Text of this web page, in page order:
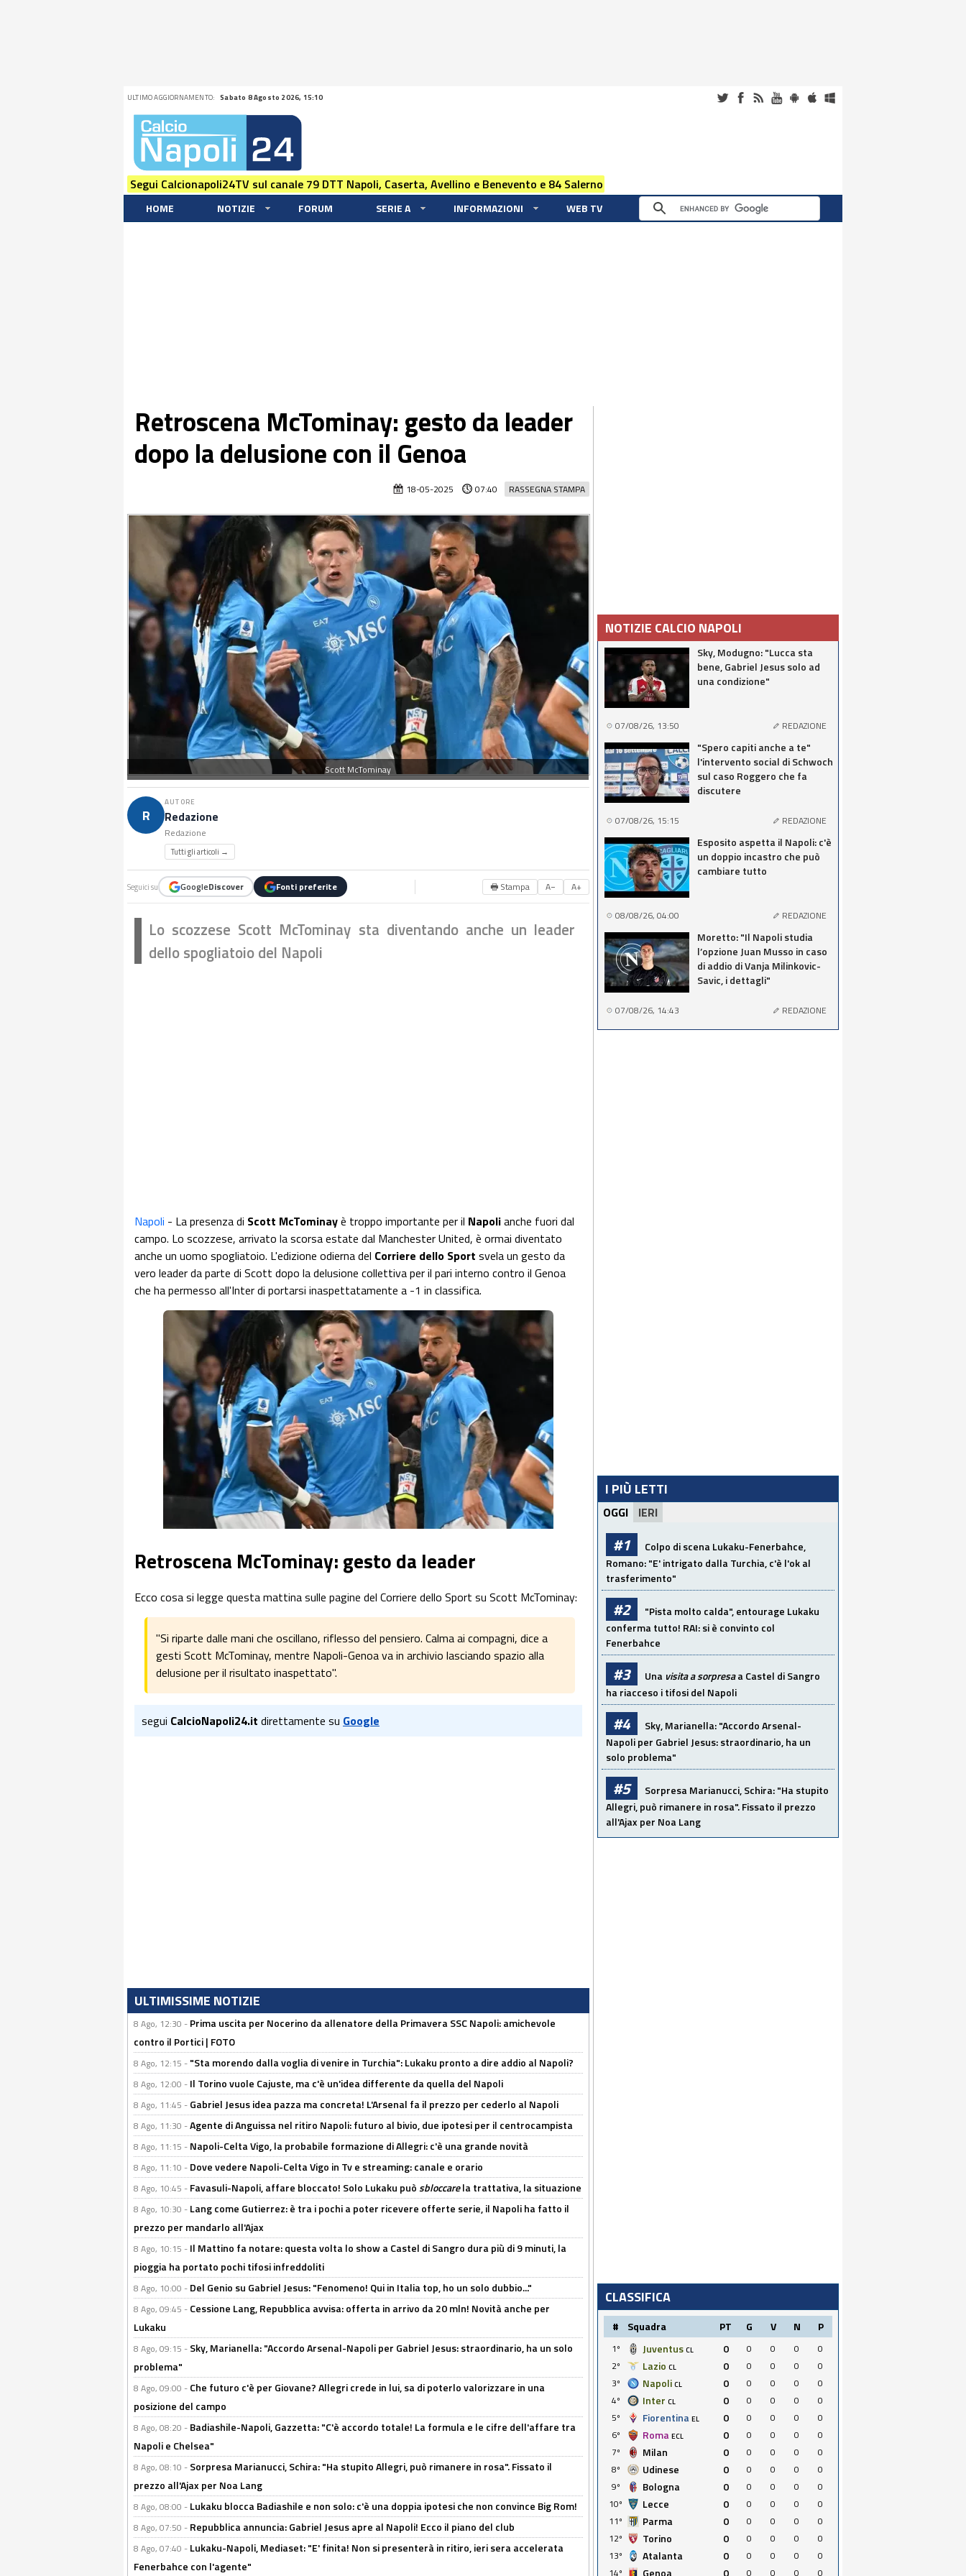
ULTIMO AGGIORNAMENTO: Sabato 8 Agosto 2026, 15:10
Segui Calcionapoli24TV sul canale 79 DTT Napoli, Caserta, Avellino e Benevento e 84 Salerno
HOME NOTIZIE FORUM SERIE A INFORMAZIONI WEB TV
Retroscena McTominay: gesto da leader
dopo la delusione con il Genoa
RASSEGNA STAMPA
18-05-2025 07:40
Scott McTominay
R
AUTORE
Redazione
Redazione
Tutti gli articoli →
Seguici su GoogleDiscover Fonti preferite 🖶 Stampa A− A+
Lo scozzese Scott McTominay sta diventando anche un leader
dello spogliatoio del Napoli
Napoli - La presenza di Scott McTominayè troppo importante per il Napolianche fuori dal
campo. Lo scozzese, arrivato la scorsa estate dal Manchester United, è ormai diventato
anche un uomo spogliatoio. L'edizione odierna del Corriere dello Sport svela un gesto da
vero leader da parte di Scott dopo la delusione collettiva per il pari interno contro il Genoa
che ha permesso all'Inter di portarsi inaspettatamente a -1 in classifica.
Retroscena McTominay: gesto da leader
Ecco cosa si legge questa mattina sulle pagine del Corriere dello Sport su Scott McTominay:
"Si riparte dalle mani che oscillano, riflesso del pensiero. Calma ai compagni, dice a
gesti Scott McTominay, mentre Napoli-Genoa va in archivio lasciando spazio alla
delusione per il risultato inaspettato".
segui CalcioNapoli24.it direttamente su Google
ULTIMISSIME NOTIZIE
8 Ago, 12:30 - Prima uscita per Nocerino da allenatore della Primavera SSC Napoli: amichevole
contro il Portici | FOTO
8 Ago, 12:15 - "Sta morendo dalla voglia di venire in Turchia": Lukaku pronto a dire addio al Napoli?
8 Ago, 12:00 - Il Torino vuole Cajuste, ma c'è un'idea differente da quella del Napoli
8 Ago, 11:45 - Gabriel Jesus idea pazza ma concreta! L'Arsenal fa il prezzo per cederlo al Napoli
8 Ago, 11:30 -Agente di Anguissa nel ritiro Napoli: futuro al bivio, due ipotesi per il centrocampista
8 Ago, 11:15 - Napoli-Celta Vigo, la probabile formazione di Allegri: c'è una grande novità
8 Ago, 11:10 - Dove vedere Napoli-Celta Vigo in Tv e streaming: canale e orario
8 Ago, 10:45 - Favasuli-Napoli, affare bloccato! Solo Lukaku puòsbloccarela trattativa, la situazione
8 Ago, 10:30 - Lang come Gutierrez: è tra i pochi a poter ricevere offerte serie, il Napoli ha fatto il
prezzo per mandarlo all'Ajax
8 Ago, 10:15 - Il Mattino fa notare: questa volta lo show a Castel di Sangro dura più di 9 minuti, la
pioggia ha portato pochi tifosi infreddoliti
8 Ago, 10:00 - Del Genio su Gabriel Jesus: "Fenomeno! Qui in Italia top, ho un solo dubbio..."
8 Ago, 09:45 - Cessione Lang, Repubblica avvisa: offerta in arrivo da 20 mln! Novità anche per
Lukaku
8 Ago, 09:15 - Sky, Marianella: "Accordo Arsenal-Napoli per Gabriel Jesus: straordinario, ha un solo
problema"
8 Ago, 09:00 - Che futuro c'è per Giovane? Allegri crede in lui, sa di poterlo valorizzare in una
posizione del campo
8 Ago, 08:20 - Badiashile-Napoli, Gazzetta: "C'è accordo totale! La formula e le cifre dell'affare tra
Napoli e Chelsea"
8 Ago, 08:10 - Sorpresa Marianucci, Schira: "Ha stupito Allegri, può rimanere in rosa". Fissato il
prezzo all'Ajax per Noa Lang
8 Ago, 08:00 - Lukaku blocca Badiashile e non solo: c'è una doppia ipotesi che non convince Big Rom!
8 Ago, 07:50 - Repubblica annuncia: Gabriel Jesus apre al Napoli! Ecco il piano del club
8 Ago, 07:40 - Lukaku-Napoli, Mediaset: "E' finita! Non si presenterà in ritiro, ieri sera accelerata
Fenerbahce con l'agente"
NOTIZIE CALCIO NAPOLI
Sky, Modugno: "Lucca sta
bene, Gabriel Jesus solo ad
una condizione"
07/08/26, 13:50 REDAZIONE
"Spero capiti anche a te"
l'intervento social di Schwoch
sul caso Roggero che fa
discutere
07/08/26, 15:15 REDAZIONE
Esposito aspetta il Napoli: c'è
un doppio incastro che può
cambiare tutto
08/08/26, 04:00 REDAZIONE
Moretto: "Il Napoli studia
l’opzione Juan Musso in caso
di addio di Vanja Milinkovic-
Savic, i dettagli"
07/08/26, 14:43 REDAZIONE
I PIÙ LETTI
OGGI IERI
#1
Colpo di scena Lukaku-Fenerbahce,
Romano: "E' intrigato dalla Turchia, c'è l'ok al
trasferimento"
#2
"Pista molto calda", entourage Lukaku
conferma tutto! RAI: si è convinto col
Fenerbahce
#3 Una visita a sorpresaa Castel di Sangro
ha riacceso i tifosi del Napoli
#4
Sky, Marianella: "Accordo Arsenal-
Napoli per Gabriel Jesus: straordinario, ha un
solo problema"
#5
Sorpresa Marianucci, Schira: "Ha stupito
Allegri, può rimanere in rosa". Fissato il prezzo
all'Ajax per Noa Lang
CLASSIFICA
# Squadra PT G V N P
1º Juventus CL 0 0 0 0
0
2º
Lazio CL 0 0 0 0
0
3º
Napoli CL 0 0 0 0
0
4º
Inter CL 0 0 0 0
0
5º
Fiorentina EL 0 0 0 0
0
6º
Roma ECL 0 0 0 0
0
7º
Milan 0 0 0 0
0
8º
Udinese 0 0 0 0
0
9º
Bologna 0 0 0 0
0
10º
Lecce 0 0 0 0
0
11º
Parma 0 0 0 0
0
12º
Torino 0 0 0 0
0
13º
Atalanta 0 0 0 0
0
14º
Genoa 0 0 0 0 0